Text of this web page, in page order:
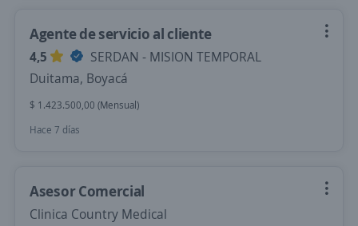
Agente de servicio al cliente
4,5
SERDAN - MISION TEMPORAL
Duitama, Boyacá
$ 1.423.500,00 (Mensual)
Hace 7 días
Asesor Comercial
Clinica Country Medical